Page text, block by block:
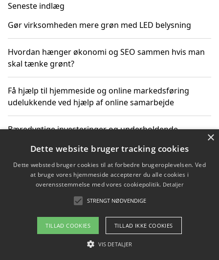
Seneste indlæg
Gør virksomheden mere grøn med LED belysning
Hvordan hænger økonomi og SEO sammen hvis man
skal tænke grønt?
Få hjælp til hjemmeside og online markedsføring
udelukkende ved hjælp af online samarbejde
Bæredygtige investeringer og underholdende
Sådan kan online møder for virksomheder fremme
grønne investeringer
Copyright 2026 - Pilanto Aps
Om / kontakt
×
Dette website bruger tracking cookies
Dette websted bruger cookies til at forbedre brugeroplevelsen. Ved
at bruge vores hjemmeside accepterer du alle cookies i
overensstemmelse med vores cookiepolitik. Detaljer
STRENGT NØDVENDIGE
TILLAD COOKIES TILLAD IKKE COOKIES
VIS DETALJER